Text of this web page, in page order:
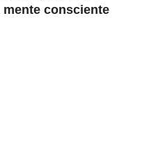
consciente